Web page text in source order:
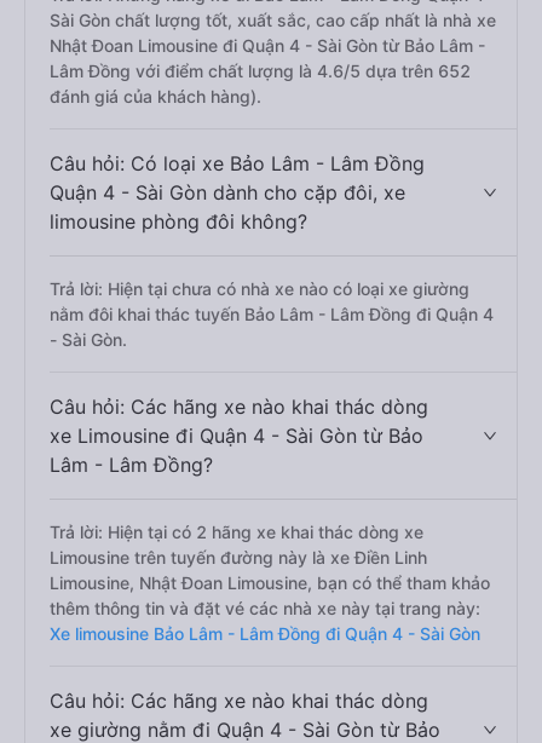
Sài Gòn chất lượng tốt, xuất sắc, cao cấp nhất là nhà xe
Nhật Đoan Limousine đi Quận 4 - Sài Gòn từ Bảo Lâm -
Lâm Đồng với điểm chất lượng là 4.6/5 dựa trên 652
đánh giá của khách hàng).
Câu hỏi: Có loại xe Bảo Lâm - Lâm Đồng
Quận 4 - Sài Gòn dành cho cặp đôi, xe
limousine phòng đôi không?
Trả lời: Hiện tại chưa có nhà xe nào có loại xe giường
nằm đôi khai thác tuyến Bảo Lâm - Lâm Đồng đi Quận 4
- Sài Gòn.
Câu hỏi: Các hãng xe nào khai thác dòng
xe Limousine đi Quận 4 - Sài Gòn từ Bảo
Lâm - Lâm Đồng?
Trả lời: Hiện tại có 2 hãng xe khai thác dòng xe
Limousine trên tuyến đường này là xe Điền Linh
Limousine, Nhật Đoan Limousine, bạn có thể tham khảo
thêm thông tin và đặt vé các nhà xe này tại trang này:
Xe limousine Bảo Lâm - Lâm Đồng đi Quận 4 - Sài Gòn
Câu hỏi: Các hãng xe nào khai thác dòng
xe giường nằm đi Quận 4 - Sài Gòn từ Bảo